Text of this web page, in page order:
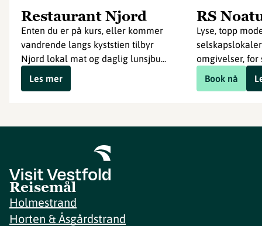
Restaurant Njord
Enten du er på kurs, eller kommer
vandrende langs kyststien tilbyr
Njord lokal mat og daglig lunsjbu...
Les mer
RS
Lyse, topp
omgivelser, for
Book nå
Reisemål
Holmestrand
Horten & Åsgårdstrand